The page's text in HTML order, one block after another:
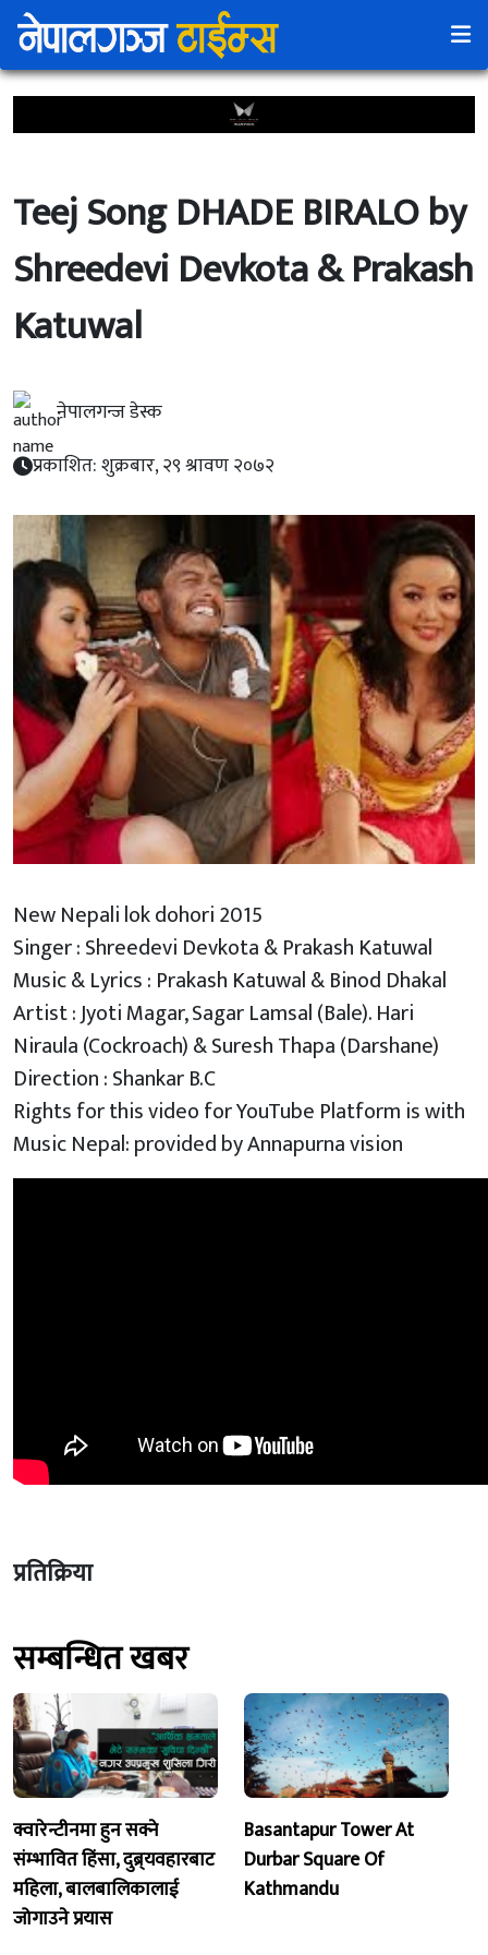
Teej Song DHADE BIRALO by
Shreedevi Devkota & Prakash
Katuwal
नेपालगन्ज डेस्क
प्रकाशित: शुक्रबार, २९ श्रावण २०७२
New Nepali lok dohori 2015
Singer : Shreedevi Devkota & Prakash Katuwal
Music & Lyrics : Prakash Katuwal & Binod Dhakal
Artist : Jyoti Magar, Sagar Lamsal (Bale). Hari
Niraula (Cockroach) & Suresh Thapa (Darshane)
Direction : Shankar B.C
Rights for this video for YouTube Platform is with
Music Nepal: provided by Annapurna vision
प्रतिक्रिया
सम्बन्धित खबर
क्वारेन्टीनमा हुन सक्ने
संम्भावित हिंसा, दुब्र्यवहारबाट
महिला, बालबालिकालाई
जोगाउने प्रयास
Basantapur Tower At
Durbar Square Of
Kathmandu